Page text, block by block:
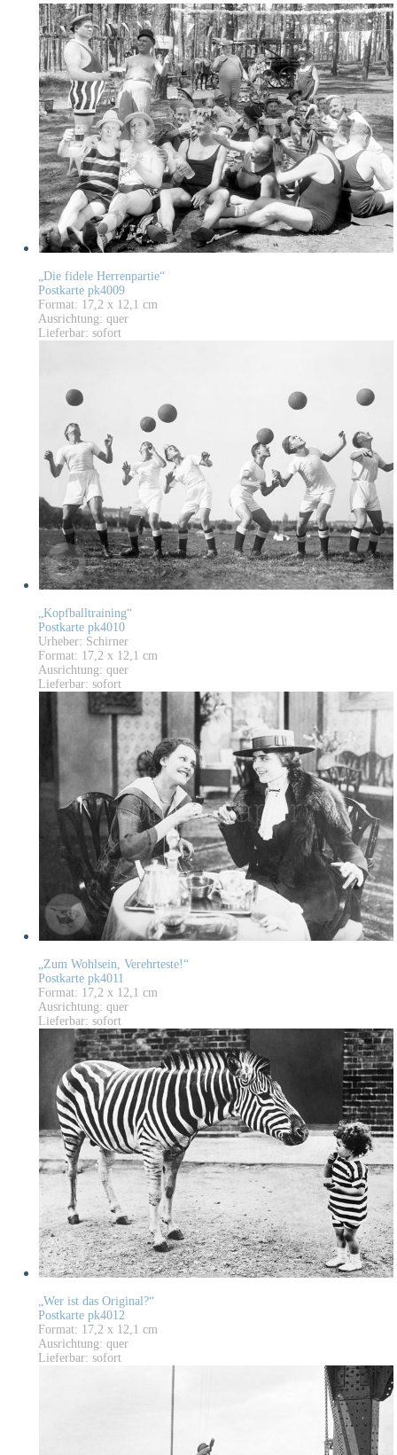
„Die fidele Herrenpartie“
Postkarte pk4009
Format: 17,2 x 12,1 cm
Ausrichtung: quer
Lieferbar: sofort
„Kopfballtraining“
Postkarte pk4010
Urheber: Schirner
Format: 17,2 x 12,1 cm
Ausrichtung: quer
Lieferbar: sofort
„Zum Wohlsein, Verehrteste!“
Postkarte pk4011
Format: 17,2 x 12,1 cm
Ausrichtung: quer
Lieferbar: sofort
„Wer ist das Original?“
Postkarte pk4012
Format: 17,2 x 12,1 cm
Ausrichtung: quer
Lieferbar: sofort